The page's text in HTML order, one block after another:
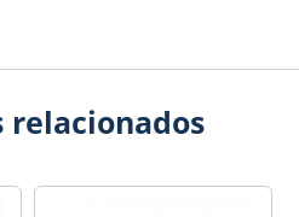
relacionados